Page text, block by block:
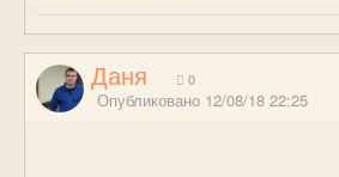
Даня 0
Опубликовано 12/08/18 22:25